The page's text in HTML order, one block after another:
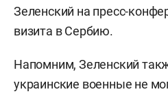
Зеленский на пресс-
визита в Сербию.
Напомним, Зеленский
украинские военные не